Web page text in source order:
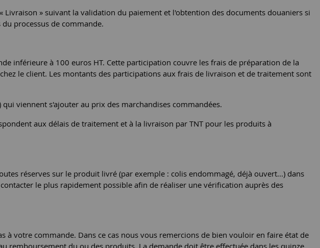
» suivant la validation du paiement et l'obtention des documents douaniers si
processus de commande.
inférieure à 100 euros HT. Cette participation couvre les frais de préparation de la
le client. Les montants des participations aux frais de livraison et de traitement sont
viennent s'ajouter au prix des marchandises commandées.
aux délais de traitement et à la livraison par TNT pour les produits à
réserves sur le produit livré (par exemple : colis endommagé, déjà ouvert...) dans
le plus rapidement possible afin de réaliser une vérification auprès des
à votre commande. Dans ce cas nous vous remercions de bien vouloir en faire état de
remboursement du ou des produits. La demande doit être effectuée dans les quinze